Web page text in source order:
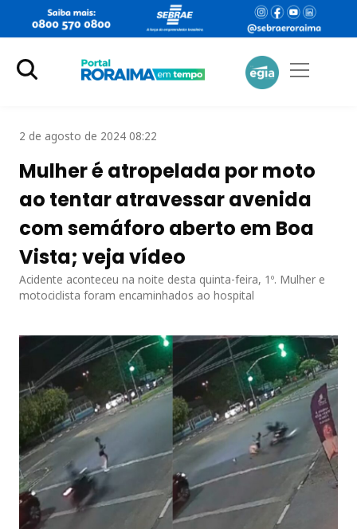
2 de agosto de 2024 08:22
Mulher é atropelada por moto
ao tentar atravessar avenida
com semáforo aberto em Boa
Vista; veja vídeo
Acidente aconteceu na noite desta quinta-feira, 1º. Mulher e
motociclista foram encaminhados ao hospital